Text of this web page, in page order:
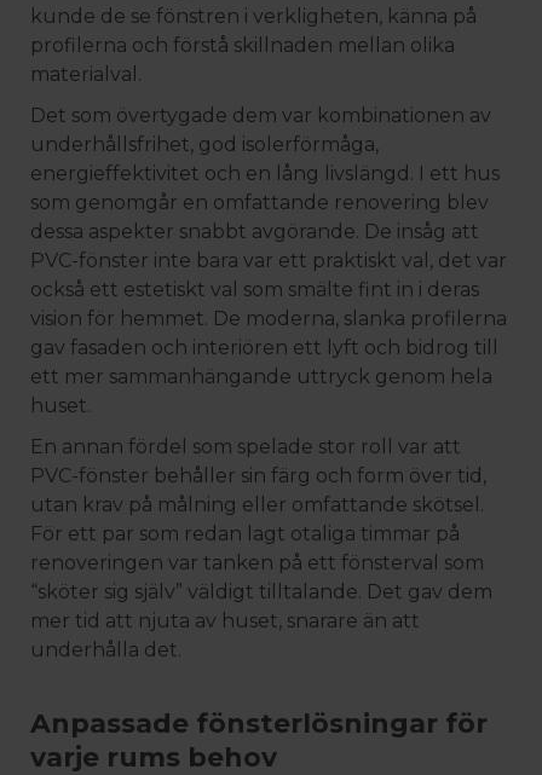
kunde de se fönstren i verkligheten, känna på
profilerna och förstå skillnaden mellan olika
materialval.
Det som övertygade dem var kombinationen av
underhållsfrihet, god isolerförmåga,
energieffektivitet och en lång livslängd. I ett hus
som genomgår en omfattande renovering blev
dessa aspekter snabbt avgörande. De insåg att
PVC-fönster inte bara var ett praktiskt val, det var
också ett estetiskt val som smälte fint in i deras
vision för hemmet. De moderna, slanka profilerna
gav fasaden och interiören ett lyft och bidrog till
ett mer sammanhängande uttryck genom hela
huset.
En annan fördel som spelade stor roll var att
PVC-fönster behåller sin färg och form över tid,
utan krav på målning eller omfattande skötsel.
För ett par som redan lagt otaliga timmar på
renoveringen var tanken på ett fönsterval som
“sköter sig själv” väldigt tilltalande. Det gav dem
mer tid att njuta av huset, snarare än att
underhålla det.
Anpassade fönsterlösningar för
varje rums behov